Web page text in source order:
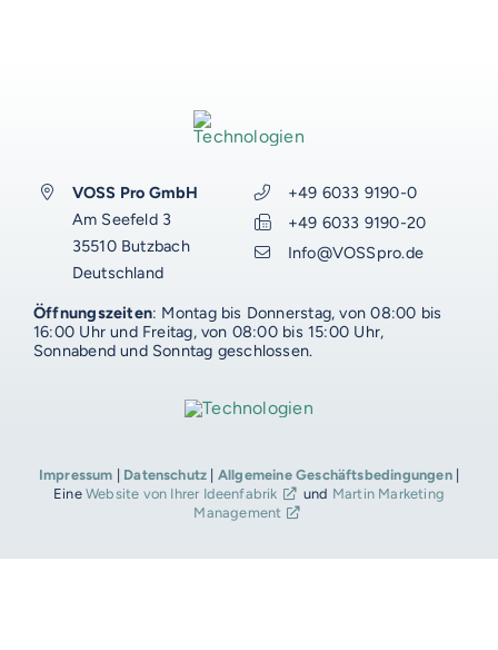
VOSS Pro GmbH
Am Seefeld 3
35510 Butzbach
Deutschland
+49 6033 9190-0
+49 6033 9190-20
Info@VOSSpro.de
Öffnungszeiten: Montag bis Donnerstag, von 08:00 bis
16:00 Uhr und Freitag, von 08:00 bis 15:00 Uhr,
Sonnabend und Sonntag geschlossen.
Impressum Datenschutz Allgemeine Geschäftsbedingungen|
EineWebsite von Ihrer Ideenfabrik und Martin Marketing
Management
EMERITO-MODELLE
Gläserverschließmaschinen
Abfüllmaschinen
Vakuum-Detektor
Konservenlinien
ROTARY
SHAKA
AUF DIESER SEITE
Verpackungen-Übersicht
VOSS-MODELLE
NOVUM
SOLID
GIGANT
Autoklaven-Kapazität
Handwerk
VOSS DIENSTLEISTUNGEN
0%-Finanzierung
Abfüllmaschinen